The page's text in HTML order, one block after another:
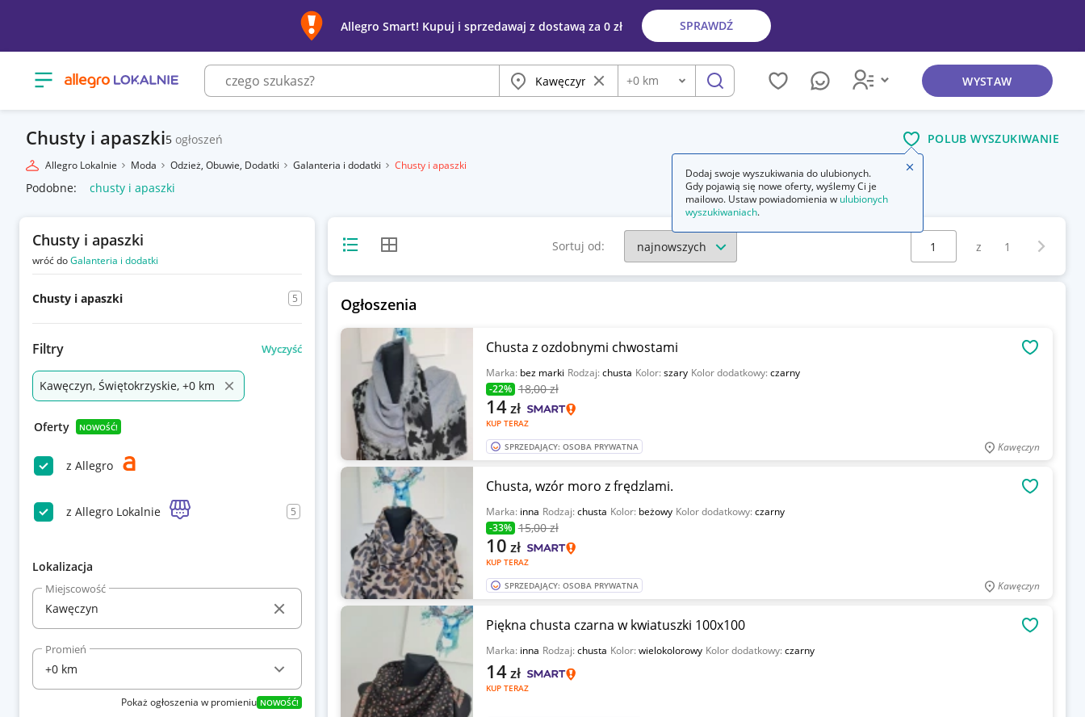
Allegro Smart! Kupuj i sprzedawaj z dostawą za 0 zł SPRAWDŹ
Otwórz menu z kategoriami Miasto Wyczyść frazę
Odległość
+0 km szukaj WYSTAW
Chusty i apaszki5 ogłoszeń POLUB WYSZUKIWANIE
Allegro Lokalnie Moda Odzież, Obuwie, Dodatki Galanteria i dodatki Chusty i apaszki
Podobne: chusty i apaszki
Chusty i apaszki
wróć doGalanteria i dodatki
Chusty i apaszki 5
Filtry Wyczyść
Kawęczyn, Świętokrzyskie, +0 km
Oferty NOWOŚĆ!
z Allegro
z Allegro Lokalnie 5
Lokalizacja
Miejscowość
Promień
Pokaż ogłoszenia w promieniu NOWOŚĆ!
Widok listyWidok siatki Sortuj od:
Wybierz stronę:
z 1
Ogłoszenia
Chusta z ozdobnymi chwostami
Marka: bez marki Rodzaj:chusta Kolor:szary Kolor dodatkowy:czarny
-22% 18,00 zł
KUP TERAZ
14zł
SPRZEDAJĄCY: OSOBA PRYWATNA Kawęczyn
Chusta, wzór moro z frędzlami.
Marka: inna Rodzaj:chusta Kolor: beżowy Kolor dodatkowy:czarny
-33% 15,00 zł
KUP TERAZ
10 zł
SPRZEDAJĄCY: OSOBA PRYWATNA Kawęczyn
Piękna chusta czarna w kwiatuszki 100x100
Marka: inna Rodzaj:chusta Kolor:wielokolorowy Kolor dodatkowy:czarny
KUP TERAZ
14zł
Dodaj swoje wyszukiwania do ulubionych.
Gdy pojawią się nowe oferty, wyślemy Ci je
mailowo. Ustaw powiadomienia w ulubionych
wyszukiwaniach.
Zamknij wskazówkę